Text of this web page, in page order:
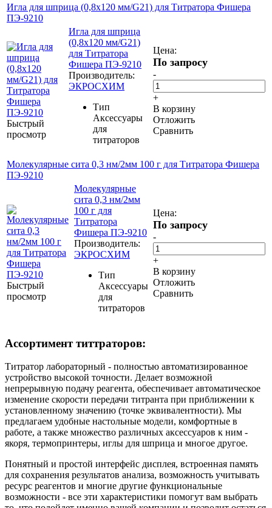
Игла для шприца (0,8х120 мм/G21) для Титратора Фишера
ПЭ-9210
Быстрый
просмотр
Игла для шприца
(0,8х120 мм/G21)
для Титратора
Фишера ПЭ-9210
Производитель:
ЭКРОСХИМ
Тип
Аксессуары
для
титраторов
Цена:
По запросу
-
+
В корзину
Отложить
Сравнить
Молекулярные сита 0,3 нм/2мм 100 г для Титратора Фишера
ПЭ-9210
Быстрый
просмотр
Молекулярные
сита 0,3 нм/2мм
100 г для
Титратора
Фишера ПЭ-9210
Производитель:
ЭКРОСХИМ
Тип
Аксессуары
для
титраторов
Цена:
По запросу
-
+
В корзину
Отложить
Сравнить
Ассортимент титтраторов:
Титратор лабораторный - полностью автоматизированное
устройство высокой точности. Делает возможной
непрерывную подачу реагента, обеспечивает автоматическое
изменение скорости передачи титранта при приближении к
установленному значению (точке эквивалентности). Мы
предлагаем удобные настольные модели, комфортные в
работе, а также множество различных аксессуаров к ним -
якоря, термопринтеры, иглы для шприца и многое другое.
Понятный и простой интерфейс дисплея, встроенная память
для сохранения результатов анализа, возможность учитывать
ресурс реагентов и многие другие функциональные
возможности - все эти характеристики помогут вам выбрать